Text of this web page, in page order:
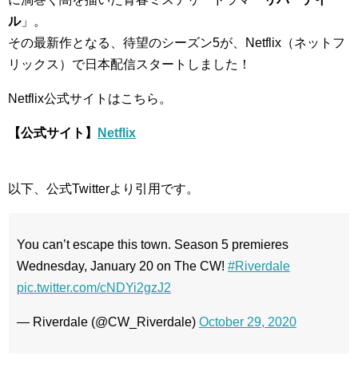
ル」。
その最新作となる、待望のシーズン5が、Netflix（ネットフ
リックス）で日本配信スタートしました！
Netflix公式サイトはこちら。
【公式サイト】 Netflix
以下、公式Twitterより引用です。
You can’t escape this town. Season 5 premieres
Wednesday, January 20 on The CW! #Riverdale
pic.twitter.com/cNDYi2gzJ2
— Riverdale (@CW_Riverdale) October 29, 2020